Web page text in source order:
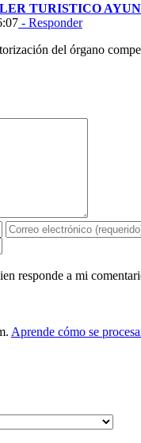
TURISTICO
- Responder
del órgano
responde a mi
Aprende cómo se